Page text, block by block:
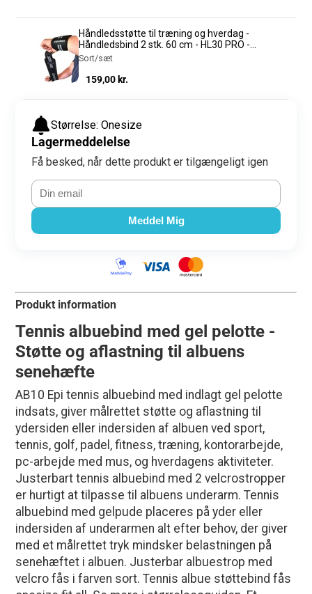
Håndledsstøtte til træning og hverdag -
Håndledsbind 2 stk. 60 cm - HL30 PRO -
Carerelief
Sort/sæt
Pris
159,00 kr.
Størrelse: Onesize
Lagermeddelelse
Få besked, når dette produkt er tilgængeligt igen
Meddel Mig
Produkt information
Tennis albuebind med gel pelotte -
Støtte og aflastning til albuens
senehæfte
AB10 Epi tennis albuebind med indlagt gel pelotte
indsats, giver målrettet støtte og aflastning til
ydersiden eller indersiden af albuen ved sport,
tennis, golf, padel, fitness, træning, kontorarbejde,
pc-arbejde med mus, og hverdagens aktiviteter.
Justerbart tennis albuebind med 2 velcrostropper
er hurtigt at tilpasse til albuens underarm. Tennis
albuebind med gelpude placeres på yder eller
indersiden af underarmen alt efter behov, der giver
med et målrettet tryk mindsker belastningen på
senehæftet i albuen. Justerbar albuestrop med
velcro fås i farven sort. Tennis albue støttebind fås